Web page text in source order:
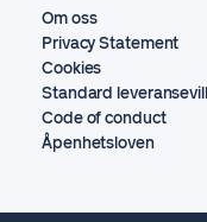
Om oss
Privacy Statement
Cookies
Standard
Code of conduct
Åpenhetsloven